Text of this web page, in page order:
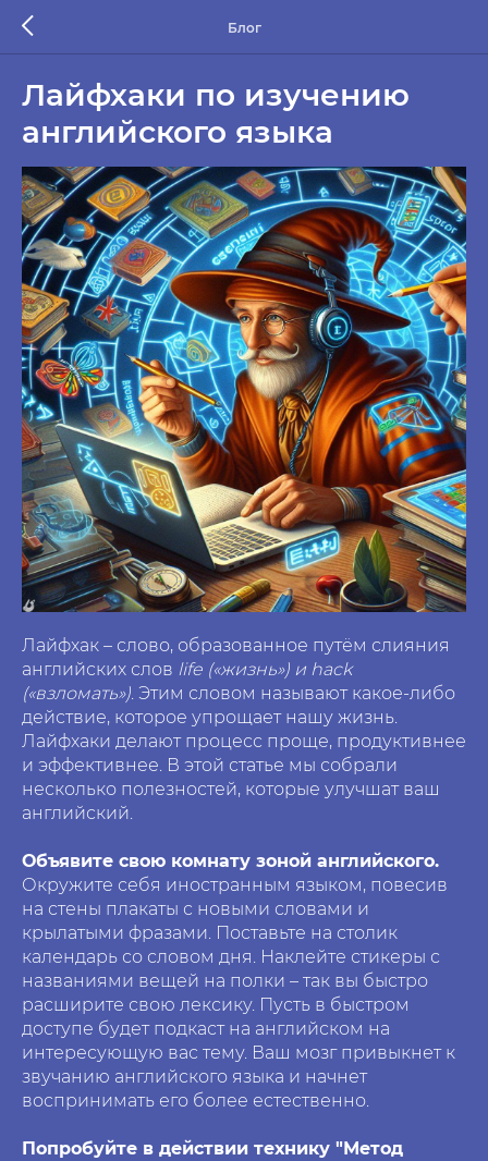
Блог
Лайфхаки по изучению
английского языка
Лайфхак – слово, образованное путём слияния
английских слов life («жизнь») и hack
(«взломать»). Этим словом называют какое-либо
действие, которое упрощает нашу жизнь.
Лайфхаки делают процесс проще, продуктивнее
и эффективнее. В этой статье мы собрали
несколько полезностей, которые улучшат ваш
английский.
Объявите свою комнату зоной английского.
Окружите себя иностранным языком, повесив
на стены плакаты с новыми словами и
крылатыми фразами. Поставьте на столик
календарь со словом дня. Наклейте стикеры с
названиями вещей на полки – так вы быстро
расширите свою лексику. Пусть в быстром
доступе будет подкаст на английском на
интересующую вас тему. Ваш мозг привыкнет к
звучанию английского языка и начнет
воспринимать его более естественно.
Попробуйте в действии технику "Метод